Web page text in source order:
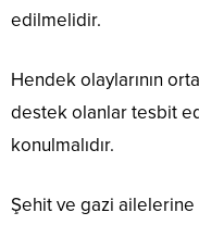
edilmelidir.
Hendek olaylarının
destek olanlar tesbit
konulmalıdır.
Şehit ve gazi ailelerine